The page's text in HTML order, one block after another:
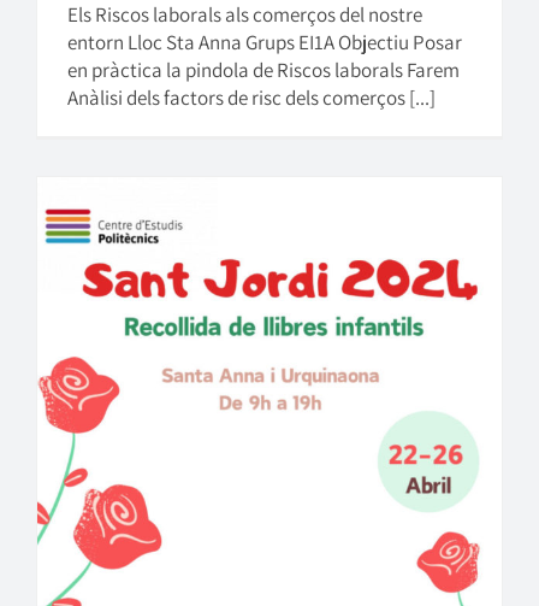
Els Riscos laborals als comerços del nostre
entorn Lloc Sta Anna Grups EI1A Objectiu Posar
en pràctica la pindola de Riscos laborals Farem
Anàlisi dels factors de risc dels comerços [...]